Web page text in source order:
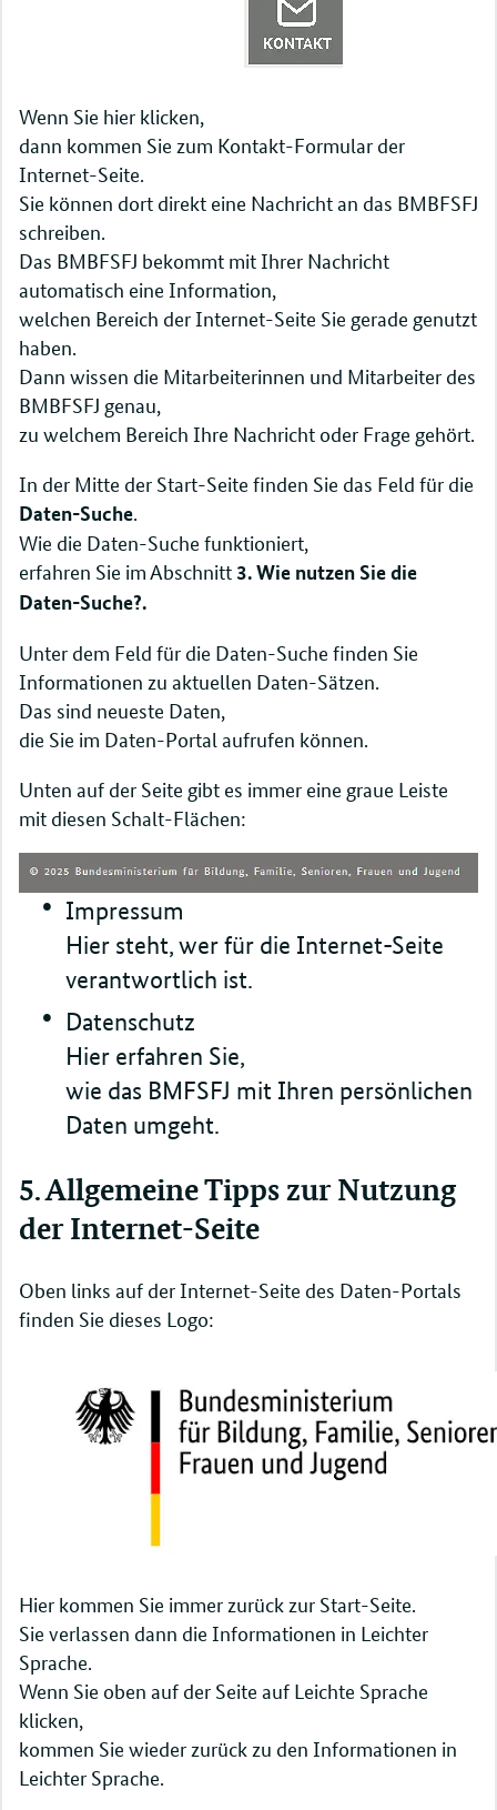
Wenn Sie hier klicken,
dann kommen Sie zum Kontakt-Formular der
Internet-Seite.
Sie können dort direkt eine Nachricht an das BMBFSFJ
schreiben.
Das BMBFSFJ bekommt mit Ihrer Nachricht
automatisch eine Information,
welchen Bereich der Internet-Seite Sie gerade genutzt
haben.
Dann wissen die Mitarbeiterinnen und Mitarbeiter des
BMBFSFJ genau,
zu welchem Bereich Ihre Nachricht oder Frage gehört.
In der Mitte der Start-Seite finden Sie das Feld für die
Daten-Suche.
Wie die Daten-Suche funktioniert,
erfahren Sie im Abschnitt 3. Wie nutzen Sie die
Daten-Suche?.
Unter dem Feld für die Daten-Suche finden Sie
Informationen zu aktuellen Daten-Sätzen.
Das sind neueste Daten,
die Sie im Daten-Portal aufrufen können.
Unten auf der Seite gibt es immer eine graue Leiste
mit diesen Schalt-Flächen:
Impressum
Hier steht, wer für die Internet-Seite
verantwortlich ist.
Datenschutz
Hier erfahren Sie,
wie das BMFSFJ mit Ihren persönlichen
Daten umgeht.
5. Allgemeine Tipps zur Nutzung
der Internet-Seite
Oben links auf der Internet-Seite des Daten-Portals
finden Sie dieses Logo:
Hier kommen Sie immer zurück zur Start-Seite.
Sie verlassen dann die Informationen in Leichter
Sprache.
Wenn Sie oben auf der Seite auf Leichte Sprache
klicken,
kommen Sie wieder zurück zu den Informationen in
Leichter Sprache.